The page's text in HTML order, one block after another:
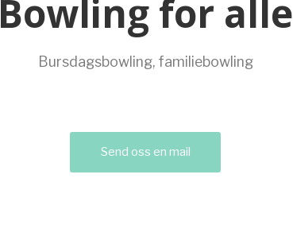
Bowling for alle
Bursdagsbowling, familiebowling
Send oss en mail